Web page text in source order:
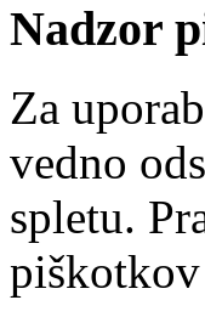
Nadzor
Za
vedno
spletu.